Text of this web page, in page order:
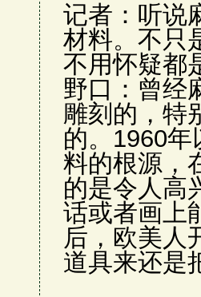
记者：听说
材料。不只
不用怀疑都
野口：曾经
雕刻的，特
的。1960
料的根源，
的是令人高
话或者画上
后，欧美人
道具来还是